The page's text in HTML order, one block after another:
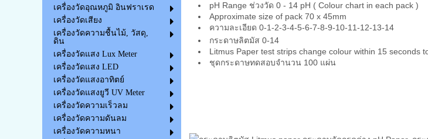
เครื่องวัดอุณหภูมิ อินฟราเรด
เครื่องวัดเสียง
เครื่องวัดความชื้นไม้, วัสดุ,
ดิน
เครื่องวัดแสง Lux Meter
เครื่องวัดแสง LED
เครื่องวัดแสงอาทิตย์
เครื่องวัดแสงยูวี UV Meter
เครื่องวัดความเร็วลม
เครื่องวัดความดันลม
เครื่องวัดความหนา
pH Range ช่วงวัด 0 - 14 pH ( Colour chart in each pack )
Approximate size of pack 70 x 45mm
ความละเอียด 0-1-2-3-4-5-6-7-8-9-10-11-12-13-14
กระดาษลิตมัส 0-14
Litmus Paper test strips change colour within 15 seconds
ชุดกระดาษทดสอบจำนวน 100 แผ่น